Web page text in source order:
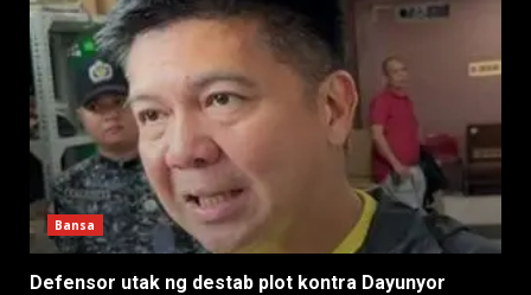
Bansa
Defensor utak ng destab plot kontra Dayunyor